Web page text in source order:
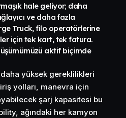
hale geliyor; daha
ve daha fazla
Truck, filo operatörlerine
için tek kart, tek fatura.
aktif biçimde
yüksek gereklilikleri
yolları, manevra için
şarj kapasitesi bu
ağındaki her kamyon